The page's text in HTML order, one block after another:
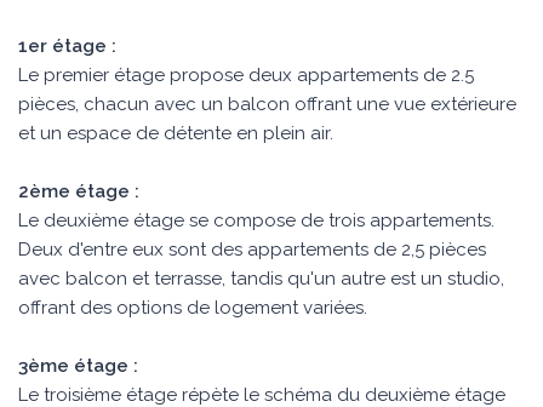
1er étage :
Le premier étage propose deux appartements de 2.5
pièces, chacun avec un balcon offrant une vue extérieure
et un espace de détente en plein air.
2ème étage :
Le deuxième étage se compose de trois appartements.
Deux d'entre eux sont des appartements de 2,5 pièces
avec balcon et terrasse, tandis qu'un autre est un studio,
offrant des options de logement variées.
3ème étage :
Le troisième étage répète le schéma du deuxième étage